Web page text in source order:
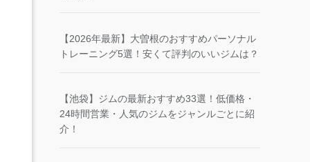
【2026年最新】大曽根のおすすめパーソナル
トレーニング5選！安くて評判のいいジムは？
【池袋】ジムの最新おすすめ33選！低価格・
24時間営業・人気のジムをジャンルごとに紹
介！